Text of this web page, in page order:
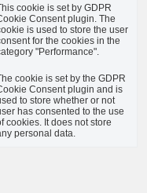
cookie is set by GDPR
Consent plugin. The
is used to store the user
for the cookies in the
"Performance".
cookie is set by the GDPR
Consent plugin and is
to store whether or not
has consented to the use
cookies. It does not store
personal data.